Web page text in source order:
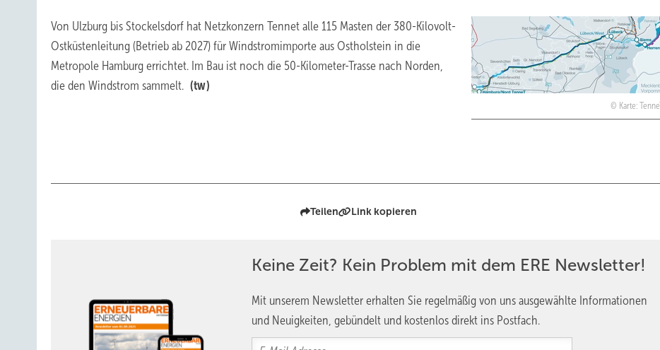
Karte: TenneT
Von Ulzburg bis Stockelsdorf hat Netzkonzern Tennet alle 115 Masten der 380-Kilovolt-
Ostküstenleitung (Betrieb ab 2027) für Windstromimporte aus Ostholstein in die
Metropole Hamburg errichtet. Im Bau ist noch die 50-Kilometer-Trasse nach Norden,
die den Windstrom sammelt. (tw)
Teilen Link kopieren
Keine Zeit? Kein Problem mit dem ERE Newsletter!
Mit unserem Newsletter erhalten Sie regelmäßig von uns ausgewählte Informationen
und Neuigkeiten, gebündelt und kostenlos direkt ins Postfach.